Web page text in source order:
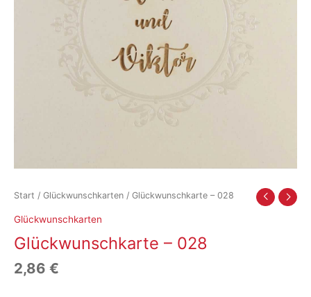
Start / Glückwunschkarten / Glückwunschkarte – 028
Glückwunschkarten
Glückwunschkarte – 028
2,86 €